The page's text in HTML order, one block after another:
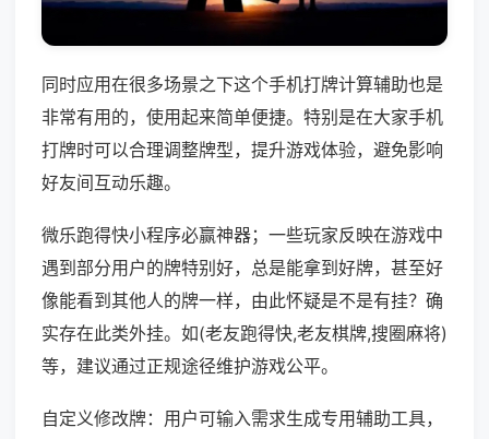
同时应用在很多场景之下这个手机打牌计算辅助也是
非常有用的，使用起来简单便捷。特别是在大家手机
打牌时可以合理调整牌型，提升游戏体验，避免影响
好友间互动乐趣。
微乐跑得快小程序必赢神器；一些玩家反映在游戏中
遇到部分用户的牌特别好，总是能拿到好牌，甚至好
像能看到其他人的牌一样，由此怀疑是不是有挂？确
实存在此类外挂。如(老友跑得快,老友棋牌,搜圈麻将)
等，建议通过正规途径维护游戏公平。
自定义修改牌：用户可输入需求生成专用辅助工具，